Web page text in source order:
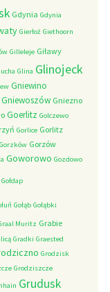
Gdynia Gdynia
Gierłoż Giethoorn
Gilleleje Giławy
Glina Glinojeck
Gniewino
Gniewoszów Gniezno
Goerlitz Golczewo
Gorlice Gorlitz
Gorzków Gorzów
Goworowo Gozdowo
Gołdap
Gołąb Gołąbki
Muritz Grabie
Gradki Graested
Grodzisk
Grodziszcze
Grudusk